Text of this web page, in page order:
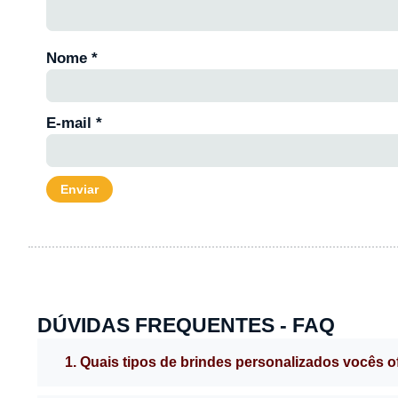
Nome *
E-mail *
DÚVIDAS FREQUENTES - FAQ
1. Quais tipos de brindes personalizados vocês